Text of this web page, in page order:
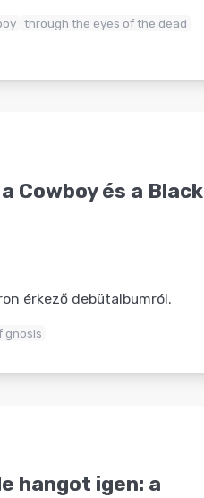
through the eyes of the dead
Cowboy és a Black
érkező debütalbumról.
gnosis
hangot igen: a